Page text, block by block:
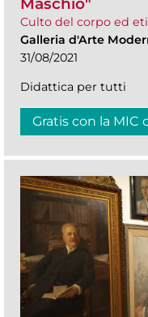
Culto del corpo ed
Galleria d'Arte
31/08/2021
Didattica per tutti
Gratis con la MIC